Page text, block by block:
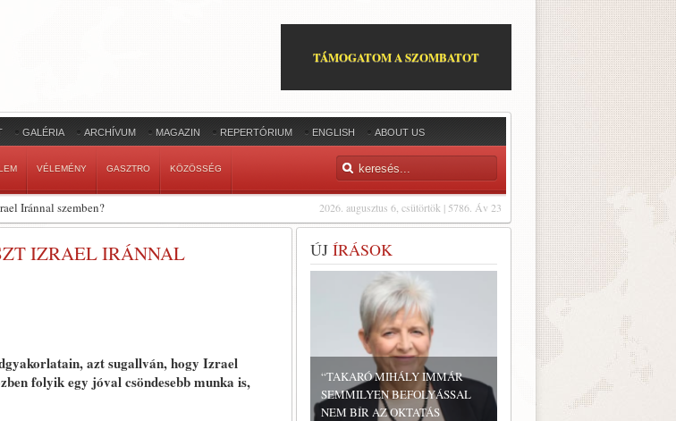
TÁMOGATOM A SZOMBATOT
GALÉRIA ARCHÍVUM MAGAZIN REPERTÓRIUM ENGLISH ABOUT US
VÉLEMÉNY GASZTRO KÖZÖSSÉG
2026. augusztus 6, csütörtök | 5786. Áv 23
Iránnal szemben?
IZRAEL IRÁNNAL
azt sugallván, hogy Izrael
folyik egy jóval csöndesebb munka is,
ÚJ ÍRÁSOK
“TAKARÓ MIHÁLY IMMÁR
SEMMILYEN BEFOLYÁSSAL
NEM BÍR AZ OKTATÁS